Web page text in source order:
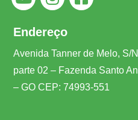
Endereço
Avenida Tanner de Melo, S/
parte 02 – Fazenda Santo
– GO CEP: 74993-551